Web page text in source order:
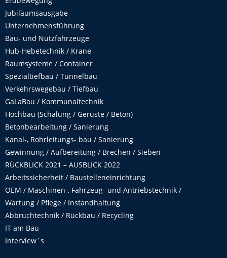
Jubiläumsausgabe
Unternehmensführung
Bau- und Nutzfahrzeuge
Hub-Hebetechnik / Krane
Raumsysteme / Container
Spezialtiefbau / Tunnelbau
Verkehrswegebau / Tiefbau
GaLaBau / Kommunaltechnik
Hochbau (Schalung / Gerüste / Beton)
Betonbearbeitung / Sanierung
Kanal-, Rohrleitungs- bau / Sanierung
Gewinnung / Aufbereitung / Brechen / Sieben
RÜCKBLICK 2021 – AUSBLICK 2022
Arbeitssicherheit / Baustelleneinrichtung
OEM / Maschinen-, Fahrzeug- und Antriebstechnik /
Wartung / Pflege / Instandhaltung
Abbruchtechnik / Rückbau / Recycling
IT am Bau
Interview´s